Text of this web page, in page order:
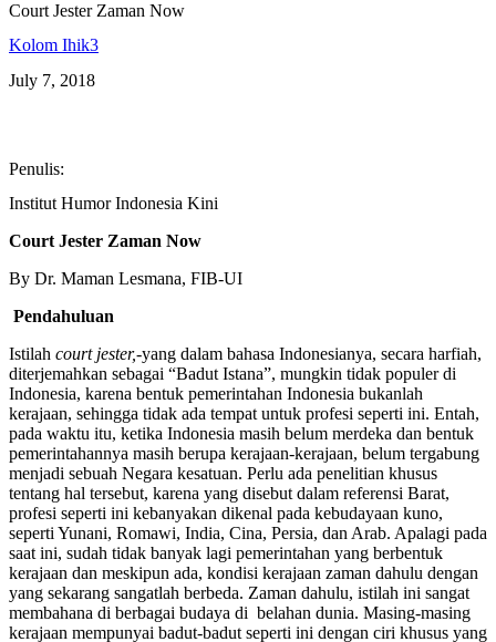
Court Jester Zaman Now
Kolom Ihik3
July 7, 2018
Penulis:
Institut Humor Indonesia Kini
Court Jester Zaman Now
By Dr. Maman Lesmana, FIB-UI
Pendahuluan
Istilah court jester,-yang dalam bahasa Indonesianya, secara harfiah,
diterjemahkan sebagai “Badut Istana”, mungkin tidak populer di
Indonesia, karena bentuk pemerintahan Indonesia bukanlah
kerajaan, sehingga tidak ada tempat untuk profesi seperti ini. Entah,
pada waktu itu, ketika Indonesia masih belum merdeka dan bentuk
pemerintahannya masih berupa kerajaan-kerajaan, belum tergabung
menjadi sebuah Negara kesatuan. Perlu ada penelitian khusus
tentang hal tersebut, karena yang disebut dalam referensi Barat,
profesi seperti ini kebanyakan dikenal pada kebudayaan kuno,
seperti Yunani, Romawi, India, Cina, Persia, dan Arab. Apalagi pada
saat ini, sudah tidak banyak lagi pemerintahan yang berbentuk
kerajaan dan meskipun ada, kondisi kerajaan zaman dahulu dengan
yang sekarang sangatlah berbeda. Zaman dahulu, istilah ini sangat
membahana di berbagai budaya di belahan dunia. Masing-masing
kerajaan mempunyai badut-badut seperti ini dengan ciri khusus yang